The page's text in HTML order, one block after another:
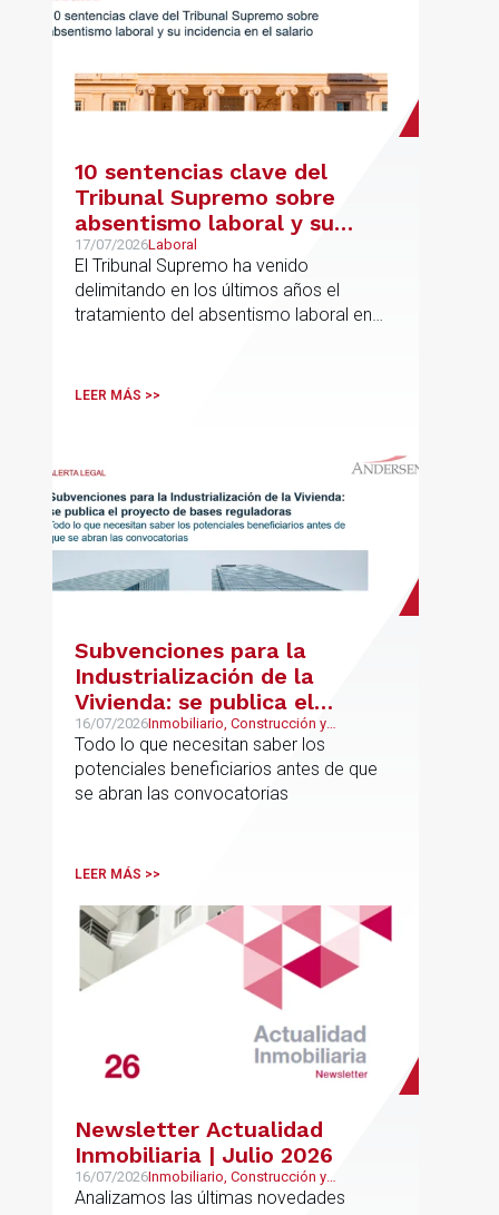
10 sentencias clave del
Tribunal Supremo sobre
absentismo laboral y su
incidencia en el salario
17/07/2026Laboral
El Tribunal Supremo ha venido
delimitando en los últimos años el
tratamiento del absentismo laboral en
asistencia, complementos de
LEER MÁS >>
Subvenciones para la
Industrialización de la
Vivienda: se publica el
proyecto de bases
reguladoras
16/07/2026Inmobiliario, Construcción y
Urbanismo
Todo lo que necesitan saber los
potenciales beneficiarios antes de que
se abran las convocatorias
LEER MÁS >>
Newsletter Actualidad
Inmobiliaria | Julio 2026
16/07/2026Inmobiliario, Construcción y
Urbanismo
Analizamos las últimas novedades